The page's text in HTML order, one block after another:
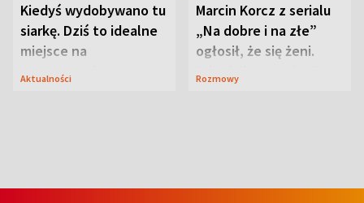
Kiedyś wydobywano tu
siarkę. Dziś to idealne
miejsce na
wypoczynek
Aktualności
Marcin Korcz z serialu
„Na dobre i na złe”
ogłosił, że się żeni.
Zdradził, co zmienił
Rozmowy